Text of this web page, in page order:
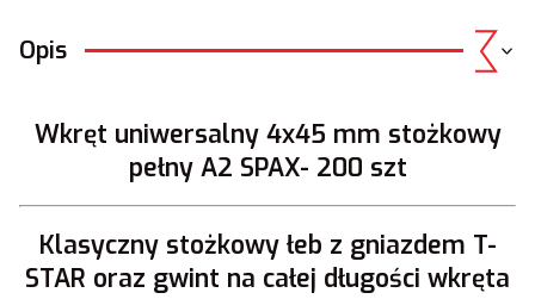
Opis
Wkręt uniwersalny 4x45 mm stożkowy
pełny A2 SPAX- 200 szt
Klasyczny stożkowy łeb z gniazdem T-
STAR oraz gwint na całej długości wkręta